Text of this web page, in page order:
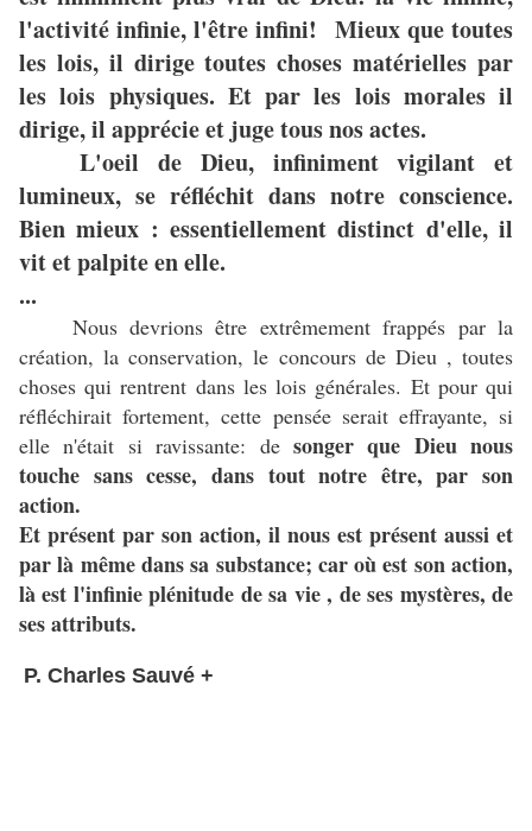
l'activité infinie, l'être infini! Mieux que toutes
les lois, il dirige toutes choses matérielles par
les lois physiques. Et par les lois morales il
dirige, il apprécie et juge tous nos actes.
L'oeil de Dieu, infiniment vigilant et
lumineux, se réfléchit dans notre conscience.
Bien mieux : essentiellement distinct d'elle, il
vit et palpite en elle.
...
Nous devrions être extrêmement frappés par la
création, la conservation, le concours de Dieu , toutes
choses qui rentrent dans les lois générales. Et pour qui
réfléchirait fortement, cette pensée serait effrayante, si
elle n'était si ravissante: desonger que Dieu nous
touche sans cesse, dans tout notre être, par son
action.
Et présent par son action, il nous est présent aussi et
par là même dans sa substance; car où est son action,
là est l'infinie plénitude de sa vie , de ses mystères, de
ses attributs.
P. Charles Sauvé +